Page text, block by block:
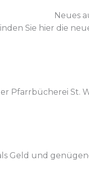
Neues
Sie hier die
Pfarrbücherei
Geld und